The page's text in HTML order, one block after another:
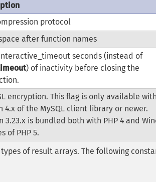
protocol
after function names
seconds (instead of
) of inactivity before closing the
encryption. This flag is only available
4.x of the MySQL client library or newer.
3.23.x is bundled both with PHP 4 and
of PHP 5.
of result arrays. The following